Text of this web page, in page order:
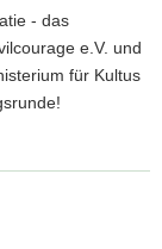
- das
e.V. und
für Kultus